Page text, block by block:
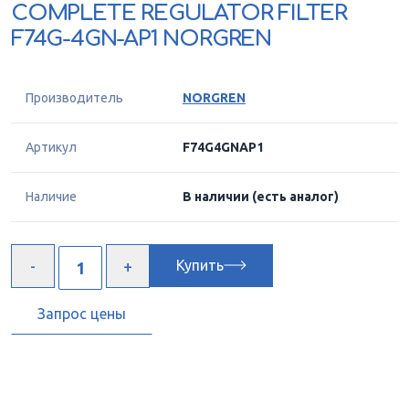
COMPLETE REGULATOR FILTER
F74G-4GN-AP1 NORGREN
Производитель NORGREN
Артикул F74G4GNAP1
Наличие В наличии (есть аналог)
Купить
Запрос цены